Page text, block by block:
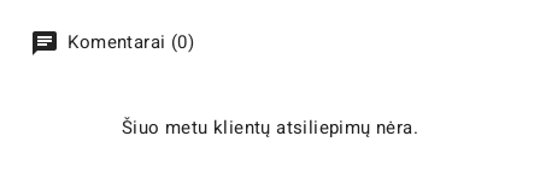
Komentarai (0)
Šiuo metu klientų atsiliepimų nėra.